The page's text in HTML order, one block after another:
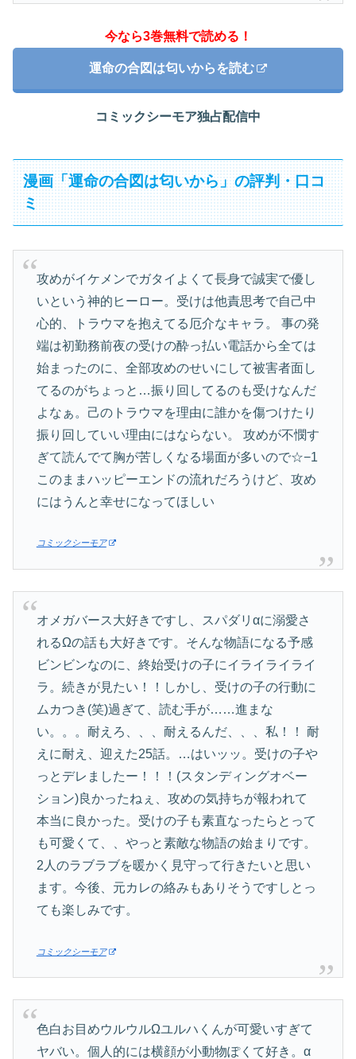
今なら3巻無料で読める！
運命の合図は匂いからを読む
コミックシーモア独占配信中
漫画「運命の合図は匂いから」の評判・口コ
ミ
攻めがイケメンでガタイよくて長身で誠実で優し
いという神的ヒーロー。受けは他責思考で自己中
心的、トラウマを抱えてる厄介なキャラ。 事の発
端は初勤務前夜の受けの酔っ払い電話から全ては
始まったのに、全部攻めのせいにして被害者面し
てるのがちょっと…振り回してるのも受けなんだ
よなぁ。己のトラウマを理由に誰かを傷つけたり
振り回していい理由にはならない。 攻めが不憫す
ぎて読んでて胸が苦しくなる場面が多いので☆−1
このままハッピーエンドの流れだろうけど、攻め
にはうんと幸せになってほしい
コミックシーモア
オメガバース大好きですし、スパダリαに溺愛さ
れるΩの話も大好きです。そんな物語になる予感
ビンビンなのに、終始受けの子にイライライライ
ラ。続きが見たい！！しかし、受けの子の行動に
ムカつき(笑)過ぎて、読む手が……進まな
い。。。耐えろ、、、耐えるんだ、、、私！！ 耐
えに耐え、迎えた25話。…はいッッ。受けの子や
っとデレましたー！！！(スタンディングオベー
ション)良かったねぇ、攻めの気持ちが報われて
本当に良かった。受けの子も素直なったらとって
も可愛くて、、やっと素敵な物語の始まりです。
2人のラブラブを暖かく見守って行きたいと思い
ます。今後、元カレの絡みもありそうですしとっ
ても楽しみです。
コミックシーモア
色白お目めウルウルΩユルハくんが可愛いすぎて
ヤバい。個人的には横顔が小動物ぽくて好き。α